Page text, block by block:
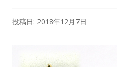
投稿日: 2018年12月7日